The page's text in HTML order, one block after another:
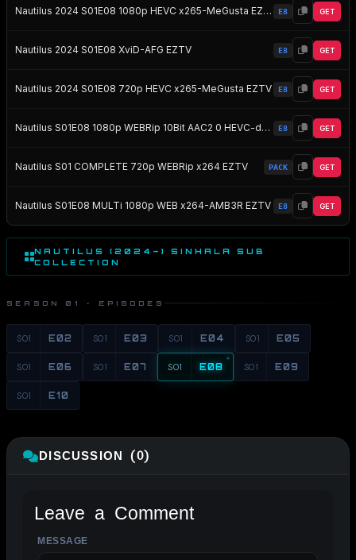
Nautilus 2024 S01E08 1080p HEVC x265-MeGusta EZTV E8 GET
Nautilus 2024 S01E08 XviD-AFG EZTV E8 GET
Nautilus 2024 S01E08 720p HEVC x265-MeGusta EZTV E8 GET
Nautilus S01E08 1080p WEBRip 10Bit AAC2 0 HEVC-d3g EZTV E8 GET
Nautilus S01 COMPLETE 720p WEBRip x264 EZTV PACK GET
Nautilus S01E08 MULTi 1080p WEB x264-AMB3R EZTV E8 GET
NAUTILUS (2024–) SINHALA SUB
COLLECTION
SEASON 01 · EPISODES
S01 E02 S01 E03 S01 E04 S01 E05
S01 E06 S01 E07 S01 E08 S01 E09
S01 E10
DISCUSSION (0)
Leave a Comment
MESSAGE
ALTERNATIVE: